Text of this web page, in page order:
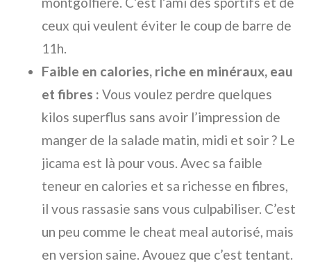
ceux qui veulent éviter le coup de barre de
11h.
Faible en calories, riche en minéraux, eau
et fibres : Vous voulez perdre quelques
kilos superflus sans avoir l’impression de
manger de la salade matin, midi et soir ? Le
jicama est là pour vous. Avec sa faible
teneur en calories et sa richesse en fibres,
il vous rassasie sans vous culpabiliser. C’est
un peu comme le cheat meal autorisé, mais
en version saine. Avouez que c’est tentant.